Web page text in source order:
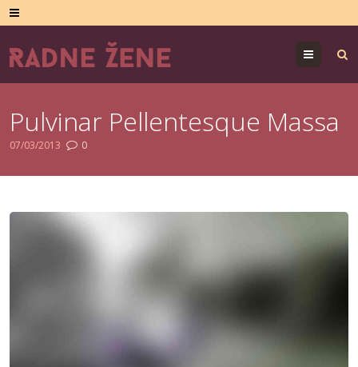
Menu
Pulvinar Pellentesque Massa
07/03/2013 0